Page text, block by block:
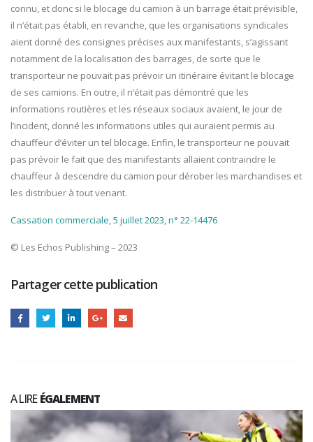
connu, et donc si le blocage du camion à un barrage était prévisible,
il n’était pas établi, en revanche, que les organisations syndicales
aient donné des consignes précises aux manifestants, s’agissant
notamment de la localisation des barrages, de sorte que le
transporteur ne pouvait pas prévoir un itinéraire évitant le blocage
de ses camions. En outre, il n’était pas démontré que les
informations routières et les réseaux sociaux avaient, le jour de
l’incident, donné les informations utiles qui auraient permis au
chauffeur d’éviter un tel blocage. Enfin, le transporteur ne pouvait
pas prévoir le fait que des manifestants allaient contraindre le
chauffeur à descendre du camion pour dérober les marchandises et
les distribuer à tout venant.
Cassation commerciale, 5 juillet 2023, n° 22-14476
© Les Echos Publishing – 2023
Partager cette publication
A LIREÉGALEMENT